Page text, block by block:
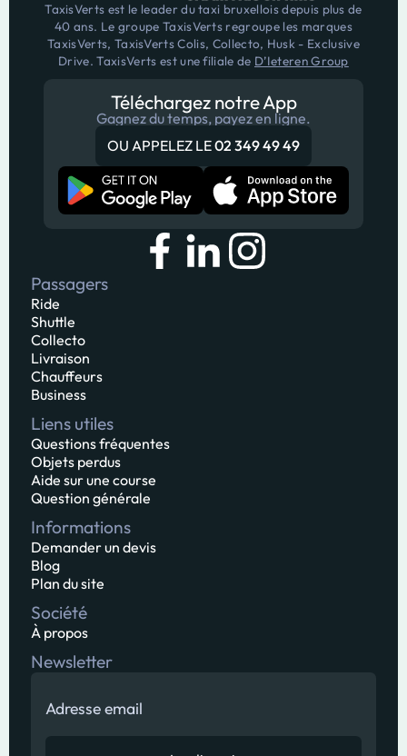
TaxisVerts est le leader du taxi bruxellois depuis plus de
40 ans. Le groupe TaxisVerts regroupe les marques
TaxisVerts, TaxisVerts Colis, Collecto, Husk - Exclusive
Drive. TaxisVerts est une filiale de D’Ieteren Group
Téléchargez notre App
Gagnez du temps, payez en ligne.
OU APPELEZ LE02 349 49 49
Passagers
Ride
Shuttle
Collecto
Livraison
Chauffeurs
Business
Liens utiles
Questions fréquentes
Objets perdus
Aide sur une course
Question générale
Informations
Demander un devis
Blog
Plan du site
Société
À propos
Newsletter